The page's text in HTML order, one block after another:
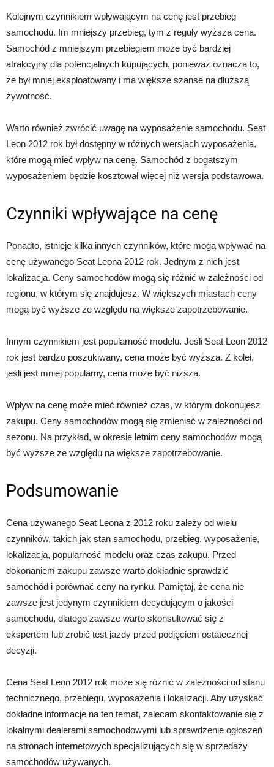
Kolejnym czynnikiem wpływającym na cenę jest przebieg
samochodu. Im mniejszy przebieg, tym z reguły wyższa cena.
Samochód z mniejszym przebiegiem może być bardziej
atrakcyjny dla potencjalnych kupujących, ponieważ oznacza to,
że był mniej eksploatowany i ma większe szanse na dłuższą
żywotność.
Warto również zwrócić uwagę na wyposażenie samochodu. Seat
Leon 2012 rok był dostępny w różnych wersjach wyposażenia,
które mogą mieć wpływ na cenę. Samochód z bogatszym
wyposażeniem będzie kosztował więcej niż wersja podstawowa.
Czynniki wpływające na cenę
Ponadto, istnieje kilka innych czynników, które mogą wpływać na
cenę używanego Seat Leona 2012 rok. Jednym z nich jest
lokalizacja. Ceny samochodów mogą się różnić w zależności od
regionu, w którym się znajdujesz. W większych miastach ceny
mogą być wyższe ze względu na większe zapotrzebowanie.
Innym czynnikiem jest popularność modelu. Jeśli Seat Leon 2012
rok jest bardzo poszukiwany, cena może być wyższa. Z kolei,
jeśli jest mniej popularny, cena może być niższa.
Wpływ na cenę może mieć również czas, w którym dokonujesz
zakupu. Ceny samochodów mogą się zmieniać w zależności od
sezonu. Na przykład, w okresie letnim ceny samochodów mogą
być wyższe ze względu na większe zapotrzebowanie.
Podsumowanie
Cena używanego Seat Leona z 2012 roku zależy od wielu
czynników, takich jak stan samochodu, przebieg, wyposażenie,
lokalizacja, popularność modelu oraz czas zakupu. Przed
dokonaniem zakupu zawsze warto dokładnie sprawdzić
samochód i porównać ceny na rynku. Pamiętaj, że cena nie
zawsze jest jedynym czynnikiem decydującym o jakości
samochodu, dlatego zawsze warto skonsultować się z
ekspertem lub zrobić test jazdy przed podjęciem ostatecznej
decyzji.
Cena Seat Leon 2012 rok może się różnić w zależności od stanu
technicznego, przebiegu, wyposażenia i lokalizacji. Aby uzyskać
dokładne informacje na ten temat, zalecam skontaktowanie się z
lokalnymi dealerami samochodowymi lub sprawdzenie ogłoszeń
na stronach internetowych specjalizujących się w sprzedaży
samochodów używanych.